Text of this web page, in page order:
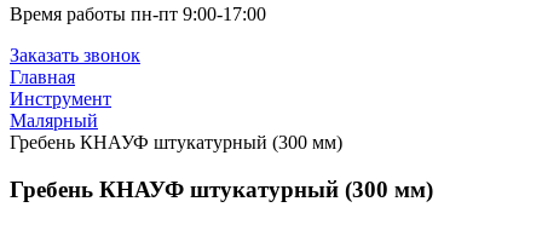
Время работы пн-пт 9:00-17:00
Заказать звонок
Главная
Инструмент
Малярный
Гребень КНАУФ штукатурный (300 мм)
Гребень КНАУФ штукатурный (300 мм)